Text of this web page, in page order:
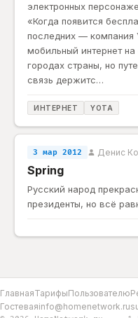
электронных
«Когда появится
последних — компания
мобильный интернет
городах страны, но
связь держитс…
ИНТЕРНЕТ YOTA
3 мар 2012 Денис
Spring
Русский народ
президенты, но всё
ГлавнаяТарифыПользователю
Гостеваяinfo@homenetwork.ru